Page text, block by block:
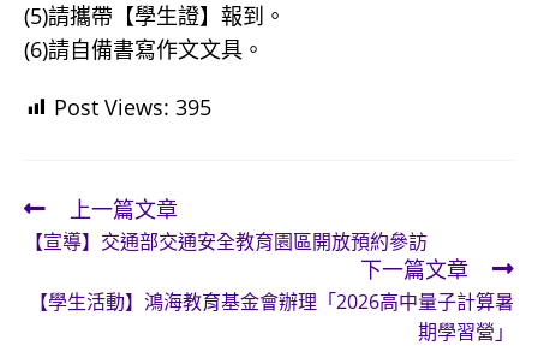
(5)請攜帶【學生證】報到。
(6)請自備書寫作文文具。
Post Views: 395
Read
more
articles
上一篇文章
【宣導】交通部交通安全教育園區開放預約參訪
下一篇文章
【學生活動】鴻海教育基金會辦理「2026高中量子計算暑
期學習營」